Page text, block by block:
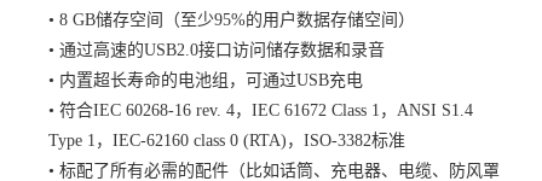
• 8 GB储存空间（至少95%的用户数据存储空间）
• 通过高速的USB2.0接口访问储存数据和录音
• 内置超长寿命的电池组，可通过USB充电
• 符合IEC 60268-16 rev. 4，IEC 61672 Class 1，ANSI S1.4
Type 1，IEC-62160 class 0 (RTA)，ISO-3382标准
• 标配了所有必需的配件（比如话筒、充电器、电缆、防风罩